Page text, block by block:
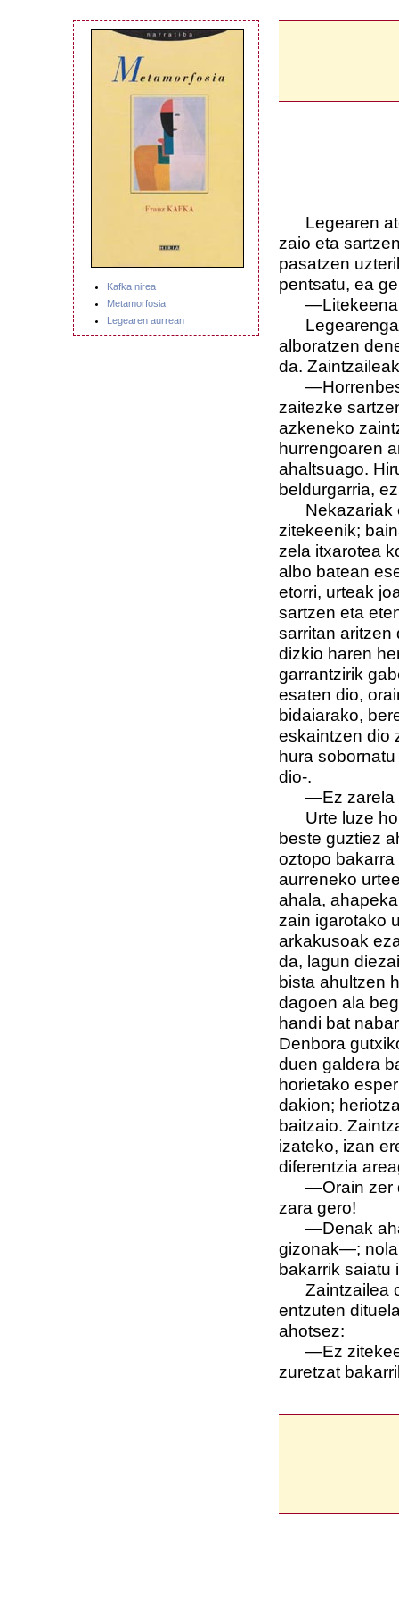
Kafka nirea
Metamorfosia
Legearen aurrean
Legearen
zaio eta
pasatzen
pentsatu, ea
alboratzen
da.
zaitezke
azkeneko
hurrengoaren
ahaltsuago.
beldurgarria,
Nekazariak
zitekeenik;
zela itxarotea
albo batean
etorri, urteak
sartzen eta
sarritan aritzen
dizkio haren
garrantzirik
esaten dio,
bidaiarako,
eskaintzen dio
hura
dio-.
—Ez zarela
Urte luze
beste guztiez
oztopo
aurreneko
ahala,
zain igarotako
arkakusoak
da, lagun
bista ahultzen
dagoen ala
handi bat
Denbora
duen galdera
horietako
dakion;
baitzaio.
izateko, izan
diferentzia
—Orain zer
zara gero!
—Denak
gizonak—; nola
bakarrik saiatu
Zaintzailea
entzuten
ahotsez:
—Ez
zuretzat